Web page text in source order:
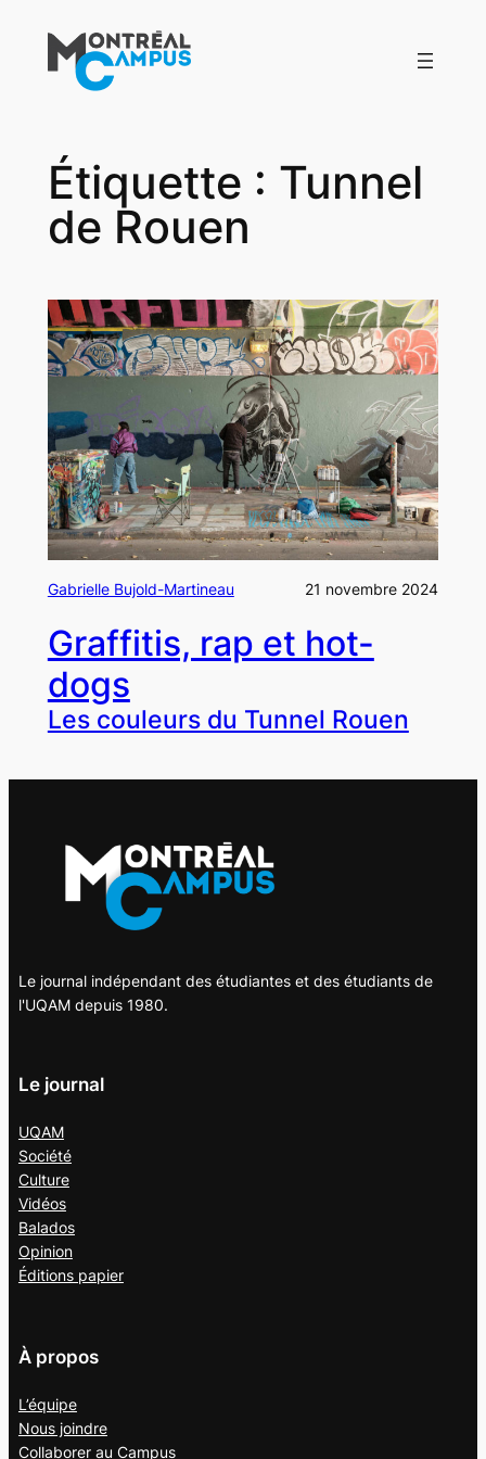
contenu
Étiquette : Tunnel
de Rouen
Gabrielle Bujold-Martineau 21 novembre 2024
Graffitis, rap et hot-
dogs
Les couleurs du Tunnel Rouen
Le journal indépendant des étudiantes et des étudiants de
l'UQAM depuis 1980.
Le journal
UQAM
Société
Culture
Vidéos
Balados
Opinion
Éditions papier
À propos
L’équipe
Nous joindre
Collaborer au Campus